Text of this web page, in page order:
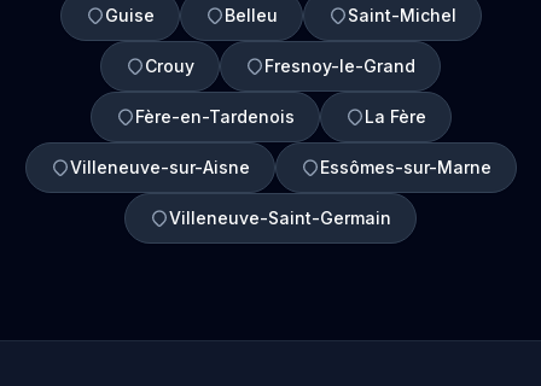
Guise Belleu Saint-Michel
Crouy Fresnoy-le-Grand
Fère-en-Tardenois La Fère
Villeneuve-sur-Aisne Essômes-sur-Marne
Villeneuve-Saint-Germain